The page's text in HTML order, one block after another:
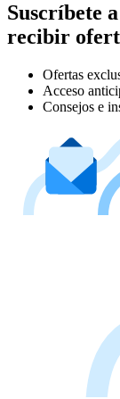
Suscríbete
recibir
Ofertas
Acceso
Consejos e